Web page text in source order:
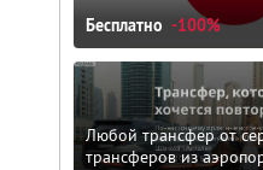
Бесплатно -100%
Любой трансфер от
трансферов из